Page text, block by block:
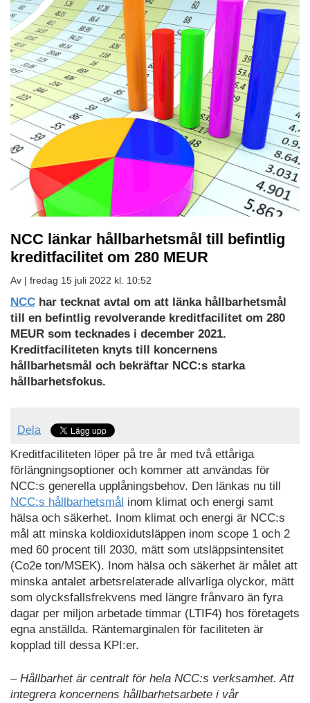
NCC länkar hållbarhetsmål till befintlig
kreditfacilitet om 280 MEUR
Av | fredag 15 juli 2022 kl. 10:52
NCC har tecknat avtal om att länka hållbarhetsmål
till en befintlig revolverande kreditfacilitet om 280
MEUR som tecknades i december 2021.
Kreditfaciliteten knyts till koncernens
hållbarhetsmål och bekräftar NCC:s starka
hållbarhetsfokus.
Dela
Kreditfaciliteten löper på tre år med två ettåriga
förlängningsoptioner och kommer att användas för
NCC:s generella upplåningsbehov. Den länkas nu till
NCC:s hållbarhetsmål inom klimat och energi samt
hälsa och säkerhet. Inom klimat och energi är NCC:s
mål att minska koldioxidutsläppen inom scope 1 och 2
med 60 procent till 2030, mätt som utsläppsintensitet
(Co2e ton/MSEK). Inom hälsa och säkerhet är målet att
minska antalet arbetsrelaterade allvarliga olyckor, mätt
som olycksfallsfrekvens med längre frånvaro än fyra
dagar per miljon arbetade timmar (LTIF4) hos företagets
egna anställda. Räntemarginalen för faciliteten är
kopplad till dessa KPI:er.
‒ Hållbarhet är centralt för hela NCC:s verksamhet. Att
integrera koncernens hållbarhetsarbete i vår